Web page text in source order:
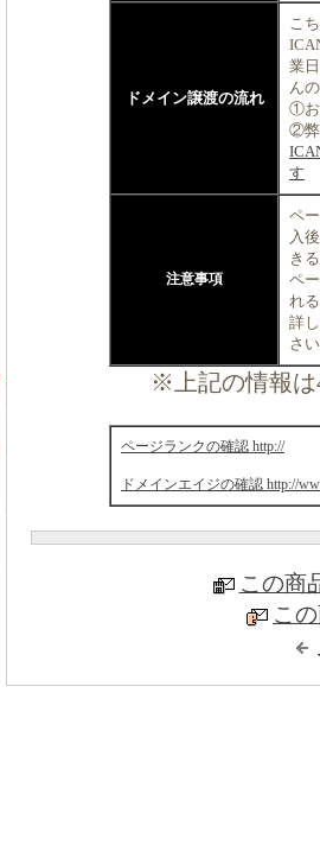
ドメイン譲渡の流れ
こ
業
ん
①お
②弊
す
注意事項
ペ
入
き
ペ
れ
詳
さ
※上記の情報は
ページランクの確認 http://
ドメインエイジの確認 http://
この商
こ